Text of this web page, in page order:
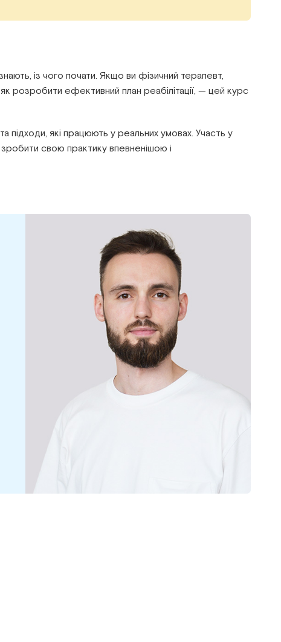
із чого почати. Якщо ви фізичний терапевт,
розробити ефективний план реабілітації, — цей курс
підходи, які працюють у реальних умовах. Участь у
свою практику впевненішою і